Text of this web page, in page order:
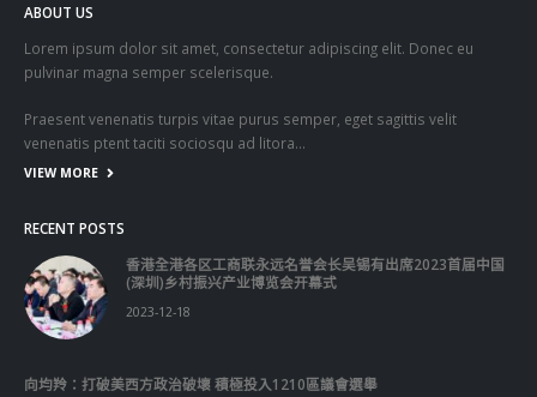
ABOUT US
Lorem ipsum dolor sit amet, consectetur adipiscing elit. Donec eu
pulvinar magna semper scelerisque.
Praesent venenatis turpis vitae purus semper, eget sagittis velit
venenatis ptent taciti sociosqu ad litora…
VIEW MORE
RECENT POSTS
香港全港各区工商联永远名誉会长吴锡有出席2023首届中国
(深圳)乡村振兴产业博览会开幕式
2023-12-18
向均羚：打破美西方政治破壞 積極投入1210區議會選舉